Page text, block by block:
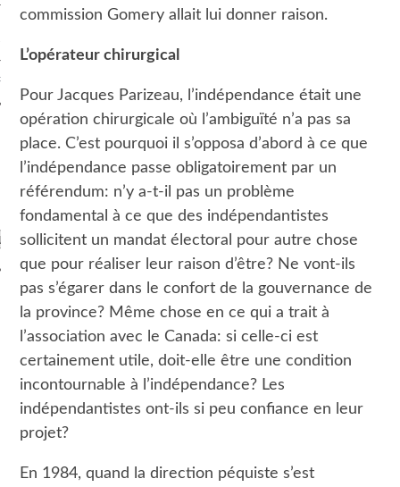
POLITIQUE
ARCHIVES
commission Gomery allait lui donner raison.
L’opérateur chirurgical
Pour Jacques Parizeau, l’indépendance était une
opération chirurgicale où l’ambiguïté n’a pas sa
place. C’est pourquoi il s’opposa d’abord à ce que
l’indépendance passe obligatoirement par un
référendum: n’y a-t-il pas un problème
fondamental à ce que des indépendantistes
sollicitent un mandat électoral pour autre chose
que pour réaliser leur raison d’être? Ne vont-ils
pas s’égarer dans le confort de la gouvernance de
la province? Même chose en ce qui a trait à
l’association avec le Canada: si celle-ci est
certainement utile, doit-elle être une condition
incontournable à l’indépendance? Les
indépendantistes ont-ils si peu confiance en leur
projet?
En 1984, quand la direction péquiste s’est